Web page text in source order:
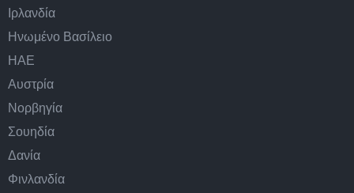
Ιρλανδία
Ηνωμένο Βασίλειο
ΗΑΕ
Αυστρία
Νορβηγία
Σουηδία
Δανία
Φινλανδία